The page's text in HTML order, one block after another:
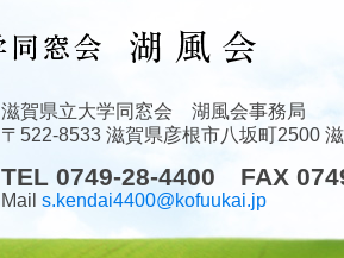
滋賀県立大学同窓会 湖風会事務局
〒522-8533 滋賀県彦根市八坂町2500
TEL 0749-28-4400 FAX
Mail s.kendai4400@kofuukai.jp